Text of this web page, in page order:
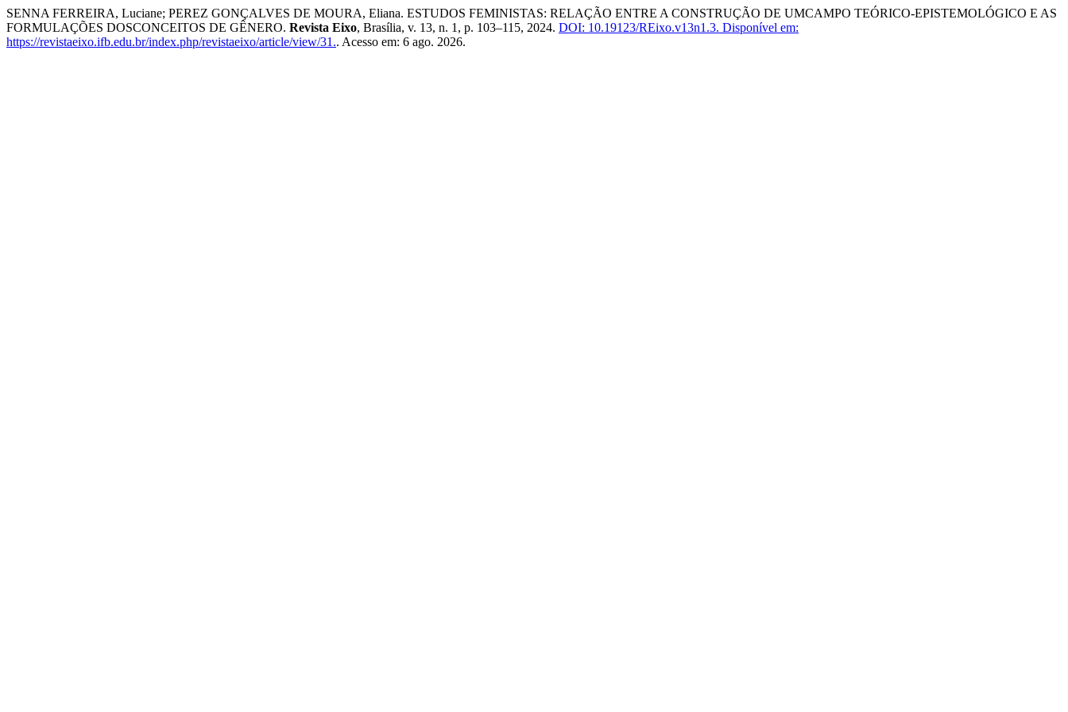
SENNA FERREIRA, Luciane; PEREZ GONÇALVES DE MOURA, Eliana. ESTUDOS FEMINISTAS: RELAÇÃO ENTRE A CONSTRUÇÃO DE UMCAMPO TEÓRICO-EPISTEMOLÓGICO E AS
FORMULAÇÕES DOSCONCEITOS DE GÊNERO. Revista Eixo, Brasília, v. 13, n. 1, p. 103–115, 2024. DOI: 10.19123/REixo.v13n1.3. Disponível em:
https://revistaeixo.ifb.edu.br/index.php/revistaeixo/article/view/31.. Acesso em: 6 ago. 2026.